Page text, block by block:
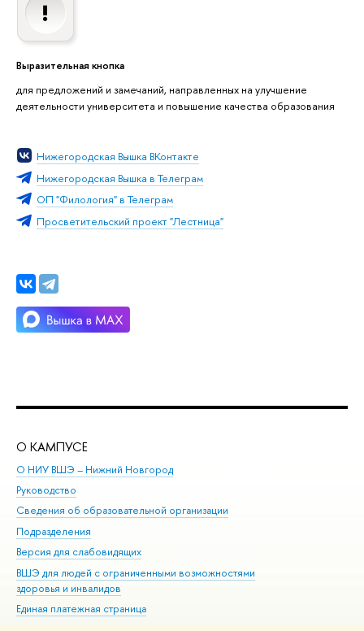
Выразительная кнопка
для предложений и замечаний, направленных на улучшение
деятельности университета и повышение качества образования
Нижегородская Вышка ВКонтакте
Нижегородская Вышка в Телеграм
ОП "Филология" в Телеграм
Просветительский проект "Лестница"
О КАМПУСЕ
О НИУ ВШЭ – Нижний Новгород
Руководство
Сведения об образовательной организации
Подразделения
Версия для слабовидящих
ВШЭ для людей с ограниченными возможностями
здоровья и инвалидов
Единая платежная страница